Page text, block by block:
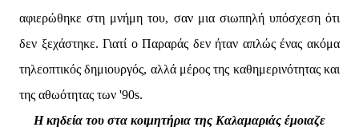
αφιερώθηκε στη μνήμη του, σαν μια σιωπηλή υπόσχεση ότι
δεν ξεχάστηκε. Γιατί ο Παραράς δεν ήταν απλώς ένας ακόμα
τηλεοπτικός δημιουργός, αλλά μέρος της καθημερινότητας και
της αθωότητας των '90s.
Η κηδεία του στα κοιμητήρια της Καλαμαριάς έμοιαζε